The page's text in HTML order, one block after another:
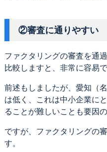
②審査に通りやすい
ファクタリングの審査を通
比較しますと、非常に容易
前述もしましたが、愛知（
は低く、これは中小企業に
ることが難しいことも要因
ですが、ファクタリングの
す。